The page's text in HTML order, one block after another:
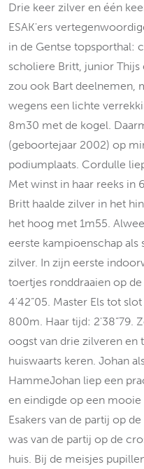
Drie keer zilver en één
ESAK'ers
in de Gentse topsporthal:
scholiere Britt, junior Thijs
zou ook Bart deelnemen,
wegens een lichte
8m30 met de kogel.
(geboortejaar 2002) op
podiumplaats. Cordulle
Met winst in haar reeks in
Britt haalde zilver in het
het hoog met 1m55.
eerste kampioenschap
zilver. In zijn eerste
toertjes ronddraaien op
4'42”05. Master Els tot
800m. Haar tijd: 2'38”79.
oogst van drie zilveren en
huiswaarts keren. Johan
HammeJohan liep een
en eindigde op een mooie
Esakers van de partij op
was van de partij op de
huis. Bij de meisjes